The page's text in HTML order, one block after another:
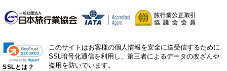
SSLとは？
このサイトはお客様の個人情報を安全に送受信するために
SSL暗号化通信を利用し、第三者によるデータの改ざんや
盗用を防いでいます。